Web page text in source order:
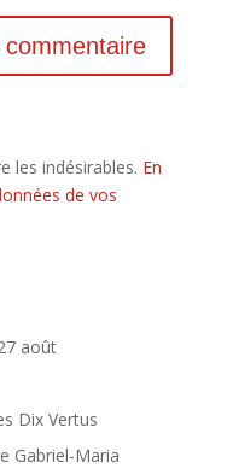
les indésirables. En
de vos
août
Dix Vertus
Gabriel-Maria